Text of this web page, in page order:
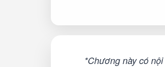
*Chương này có